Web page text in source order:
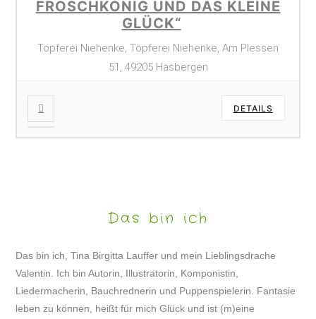
FROSCHKÖNIG UND DAS KLEINE
GLÜCK“
Töpferei Niehenke, Töpferei Niehenke, Am Plessen
51, 49205 Hasbergen
DETAILS
Das bin ich
Das bin ich, Tina Birgitta Lauffer und mein Lieblingsdrache
Valentin. Ich bin Autorin, Illustratorin, Komponistin,
Liedermacherin, Bauchrednerin und Puppenspielerin. Fantasie
leben zu können, heißt für mich Glück und ist (m)eine